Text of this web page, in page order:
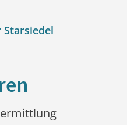
Starsiedel